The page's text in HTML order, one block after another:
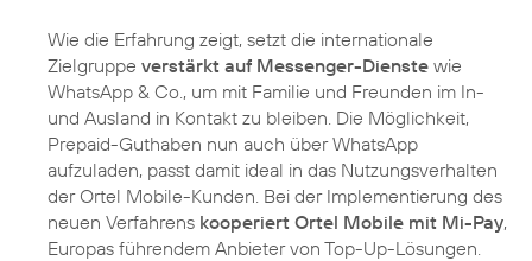
Wie die Erfahrung zeigt, setzt die internationale
Zielgruppe verstärkt auf Messenger-Dienste wie
WhatsApp & Co., um mit Familie und Freunden im In-
und Ausland in Kontakt zu bleiben. Die Möglichkeit,
Prepaid-Guthaben nun auch über WhatsApp
aufzuladen, passt damit ideal in das Nutzungsverhalten
der Ortel Mobile-Kunden. Bei der Implementierung des
neuen Verfahrens kooperiert Ortel Mobile mit Mi-Pay,
Europas führendem Anbieter von Top-Up-Lösungen.